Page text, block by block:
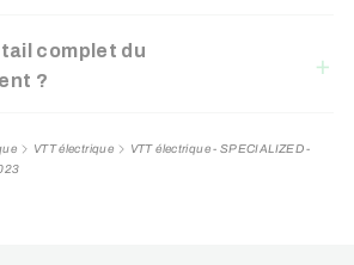
complet du
?
VTT électrique
VTT électrique - SPECIALIZED -